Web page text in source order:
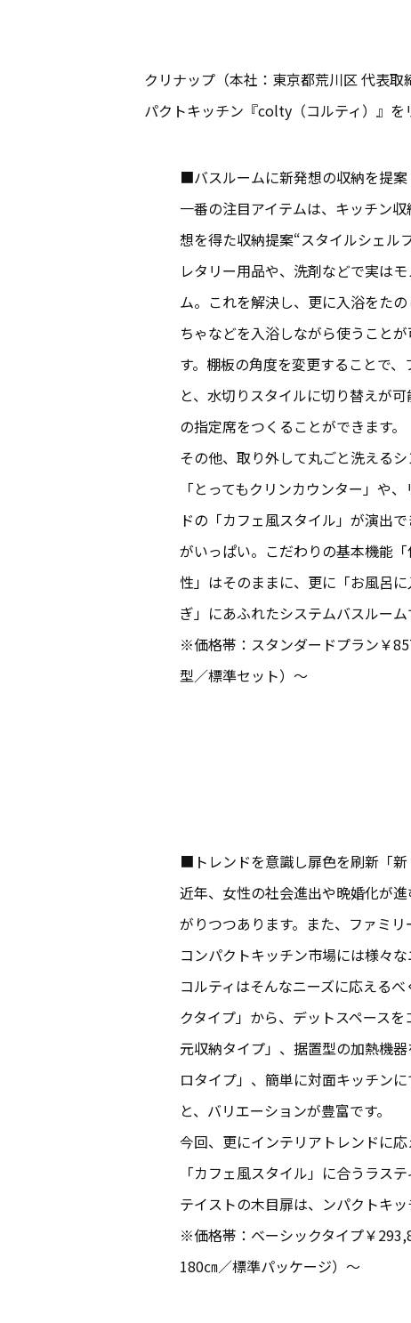
クリナップ（本社：東京都荒川区 代表
パクトキッチン『colty（コルティ）』を
■バスルームに新発想の収納を提案
一番の注目アイテムは、キッチン
想を得た収納提案“スタイルシェル
レタリー用品や、洗剤などで実は
ム。これを解決し、更に入浴をた
ちゃなどを入浴しながら使うこと
す。棚板の角度を変更することで
と、水切りスタイルに切り替えが
の指定席をつくることができます。
その他、取り外して丸ごと洗える
「とってもクリンカウンター」や
ドの「カフェ風スタイル」が演出
がいっぱい。こだわりの基本機能
性」はそのままに、更に「お風呂
ぎ」にあふれたシステムバスルーム
※価格帯：スタンダードプラン￥
型／標準セット）～
■トレンドを意識し扉色を刷新「新
近年、女性の社会進出や晩婚化が
がりつつあります。また、ファミリ
コンパクトキッチン市場には様々な
コルティはそんなニーズに応える
クタイプ」から、デットスペース
元収納タイプ」、据置型の加熱機
ロタイプ」、簡単に対面キッチンに
と、バリエーションが豊富です。
今回、更にインテリアトレンドに
「カフェ風スタイル」に合うラス
テイストの木目扉は、ンパクトキッ
※価格帯：ベーシックタイプ￥
180㎝／標準パッケージ）～